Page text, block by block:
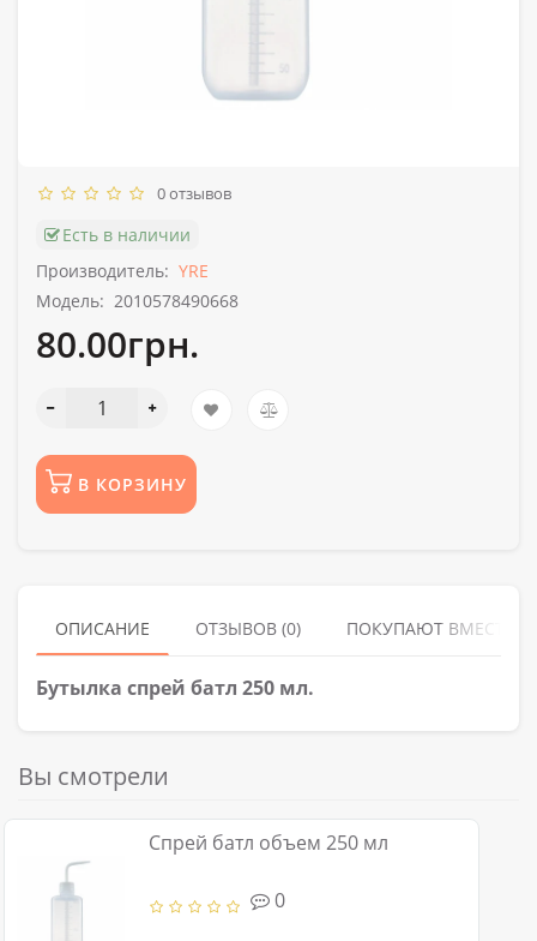
0 отзывов
Есть в наличии
Производитель: YRE
Модель: 2010578490668
80.00грн.
В КОРЗИНУ
ОПИСАНИЕ ОТЗЫВОВ (0) ПОКУПАЮТ ВМЕСТЕ
Бутылка спрей батл 250 мл.
Вы смотрели
Спрей батл объем 250 мл
0